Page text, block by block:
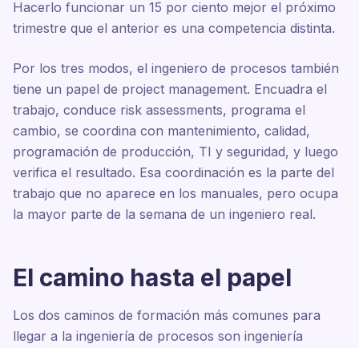
Hacerlo funcionar un 15 por ciento mejor el próximo
trimestre que el anterior es una competencia distinta.
Por los tres modos, el ingeniero de procesos también
tiene un papel de project management. Encuadra el
trabajo, conduce risk assessments, programa el
cambio, se coordina con mantenimiento, calidad,
programación de producción, TI y seguridad, y luego
verifica el resultado. Esa coordinación es la parte del
trabajo que no aparece en los manuales, pero ocupa
la mayor parte de la semana de un ingeniero real.
El camino hasta el papel
Los dos caminos de formación más comunes para
llegar a la ingeniería de procesos son ingeniería